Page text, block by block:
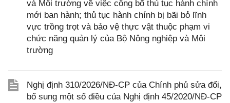
và Môi trường về việc công bố thủ tục hành chính
mới ban hành; thủ tục hành chính bị bãi bỏ lĩnh
vực trồng trọt và bảo vệ thực vật thuộc phạm vi
chức năng quản lý của Bộ Nông nghiệp và Môi
trường
Nghị định 310/2026/NĐ-CP của Chính phủ sửa đổi,
bổ sung một số điều của Nghị định 45/2020/NĐ-CP